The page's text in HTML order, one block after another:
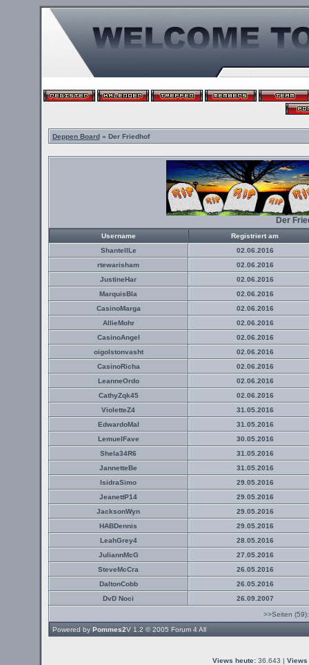
Deppen Board» Der Friedhof
Der
Username
Registriert am
ShantellLe
02.06.2016
rtewarisham
02.06.2016
JustineHar
02.06.2016
MarquisBla
02.06.2016
CasinoMarga
02.06.2016
AllieMohr
02.06.2016
CasinoAngel
02.06.2016
oigolstonvasht
02.06.2016
CasinoRicha
02.06.2016
LeanneOrdo
02.06.2016
CathyZqk45
02.06.2016
VioletteZ4
31.05.2016
EdwardoMal
31.05.2016
LemuelFave
30.05.2016
Shela34R6
31.05.2016
JannetteBe
31.05.2016
IsidraSimo
29.05.2016
JeanettP14
29.05.2016
JacksonWyn
29.05.2016
HABDennis
29.05.2016
LeahGrey4
28.05.2016
JuliannMcG
27.05.2016
SteveMcCra
26.05.2016
DaltonCobb
26.05.2016
DvD Noci
26.09.2007
>>Seiten
Powered by Pommes2V 1.2 © 2005 Forum 4 All
Views heute:36.643 | Views